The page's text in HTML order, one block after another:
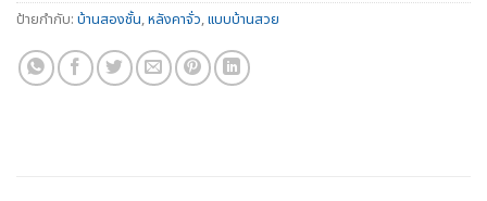
ป้ายกำกับ: บ้านสองชั้น,หลังคาจั่ว,แบบบ้านสวย